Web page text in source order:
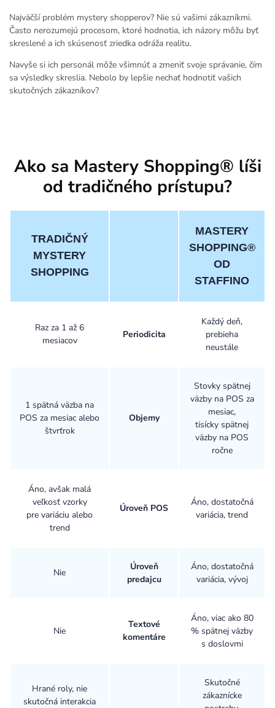
Najväčší problém mystery shopperov? Nie sú vašimi zákazníkmi.
Často nerozumejú procesom, ktoré hodnotia, ich názory môžu byť
skreslené a ich skúsenosť zriedka odráža realitu.
Navyše si ich personál môže všimnúť a zmeniť svoje správanie, čím
sa výsledky skreslia. Nebolo by lepšie nechať hodnotiť vašich
skutočných zákazníkov?
Ako sa Mastery Shopping® líši
od tradičného prístupu?
TRADIČNÝ
MYSTERY
SHOPPING
MASTERY
SHOPPING®
OD
STAFFINO
Raz za 1 až 6
mesiacov
Periodicita
Každý deň,
prebieha
neustále
1 spätná väzba na
POS za mesiac alebo
štvrťrok
Objemy
Stovky spätnej
väzby na POS za
mesiac,
tisícky spätnej
väzby na POS
ročne
Áno, avšak malá
veľkosť vzorky
pre variáciu alebo
trend
Úroveň POS
Áno, dostatočná
variácia, trend
Nie
Úroveň
predajcu
Áno, dostatočná
variácia, vývoj
Nie
Textové
komentáre
Áno, viac ako 80
% spätnej väzby
s doslovmi
Hrané roly, nie
skutočná interakcia
Skutočné
zákaznícke